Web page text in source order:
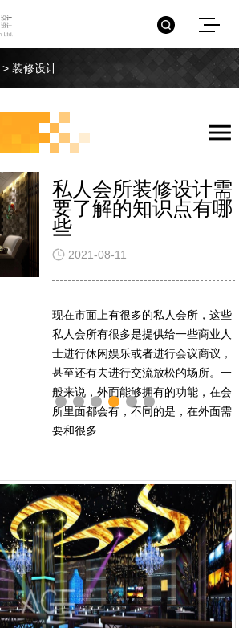
>装修设计
酒吧设计公司的设计
思路都有哪些需要知
道的
2021-08-13
酒吧是很受年轻人喜欢的地方，在这
里可以休闲放松，既能够品尝到各式
美酒，还可以欣赏好看的节目。现在
的酒吧为了吸引更多人，在设计上也
是花费了不少心思。想要做好酒吧设
计的工作，除了找到专业的酒吧设计
公司之外...
充分考虑不同区域的
酒吧室内设计 带来
更好的体验
2021-08-12
酒吧，是一个有故事的地方，在这里
可以品酒，观看节目，也可以让自己
好好的放松。一个有“味道”的酒吧，
可以让人在这里好好的感受内部的环
境。酒吧设计的效果，更是给前来消
费的客人带来各种直观的视觉感受。
酒吧室...
洗浴会所装修设计过
程中需要注意哪些地
方
2021-08-12
洗浴会所是典型的服务盈利型场所，
再进行洗浴会所装修设计时，作为运
行投入的前期是非常消耗资金和物力
的。并且不同的档次，会所对于装修
的要求和装修效果也是不同的，那么
洗浴会所装修设计公司有哪些推荐？
在洗浴会...
私人会所装修设计需
要了解的知识点有哪
些
2021-08-11
现在市面上有很多的私人会所，这些
私人会所有很多是提供给一些商业人
士进行休闲娱乐或者进行会议商议，
甚至还有去进行交流放松的场所。一
般来说，外面能够拥有的功能，在会
所里面都会有，不同的是，在外面需
要和很多...
如何让水疗会所设计
更具有特色
2021-08-10
式，同时也是一种治疗的方法。用英
文说水疗就是SPA，一般来说，水疗
是从我们亚洲国家流传出去的，在我
国自古以来也有用水疗的方式来进行
放松，防病治疗的各种用途。因此现
在市面上的...
酒吧吧台设计中比较
关键的地方有哪些
2021-08-09
往就是酒吧吧台，因为去酒吧最终的
目的就是喝酒，所以很多的吧台都是
整个酒吧的视觉中心，没有吧台，还
称得上酒吧吗？正是因为如此，所以
很多的酒吧设计团队都是将酒吧吧台
设计作为...